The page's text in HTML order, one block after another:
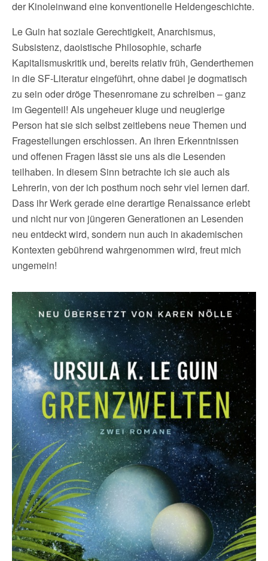
der Kinoleinwand eine konventionelle Heldengeschichte.
Le Guin hat soziale Gerechtigkeit, Anarchismus,
Subsistenz, daoistische Philosophie, scharfe
Kapitalismuskritik und, bereits relativ früh, Genderthemen
in die SF-Literatur eingeführt, ohne dabei je dogmatisch
zu sein oder dröge Thesenromane zu schreiben – ganz
im Gegenteil! Als ungeheuer kluge und neugierige
Person hat sie sich selbst zeitlebens neue Themen und
Fragestellungen erschlossen. An ihren Erkenntnissen
und offenen Fragen lässt sie uns als die Lesenden
teilhaben. In diesem Sinn betrachte ich sie auch als
Lehrerin, von der ich posthum noch sehr viel lernen darf.
Dass ihr Werk gerade eine derartige Renaissance erlebt
und nicht nur von jüngeren Generationen an Lesenden
neu entdeckt wird, sondern nun auch in akademischen
Kontexten gebührend wahrgenommen wird, freut mich
ungemein!